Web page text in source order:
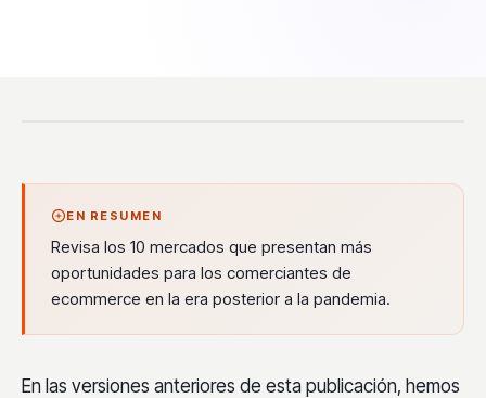
EN RESUMEN
Revisa los 10 mercados que presentan más
oportunidades para los comerciantes de
ecommerce en la era posterior a la pandemia.
En las versiones anteriores de esta publicación, hemos